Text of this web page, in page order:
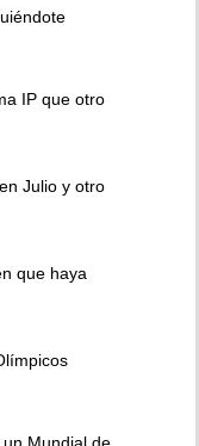
IP que otro
Julio y otro
que haya